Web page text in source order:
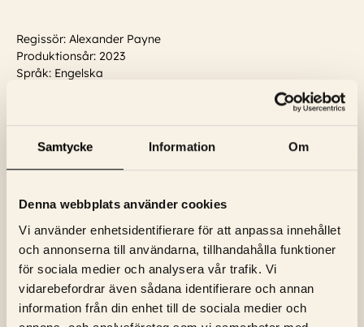
Samtycke Information Om
Denna webbplats använder cookies
Vi använder enhetsidentifierare för att anpassa innehållet
och annonserna till användarna, tillhandahålla funktioner
för sociala medier och analysera vår trafik. Vi
vidarebefordrar även sådana identifierare och annan
information från din enhet till de sociala medier och
Regissör: Alexander Payne
Produktionsår: 2023
Språk: Engelska
Paul Giamatti, Kelly AuCoin, Naheem Garcia,
Tate Donovan, David J. Curtis
Visa trailer